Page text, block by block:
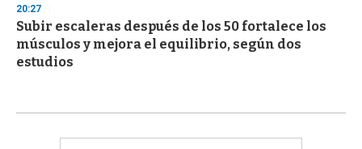
20:27
Subir escaleras después de los 50 fortalece los
músculos y mejora el equilibrio, según dos
estudios